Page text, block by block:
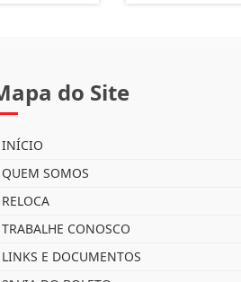
Mapa do Site
INÍCIO
QUEM SOMOS